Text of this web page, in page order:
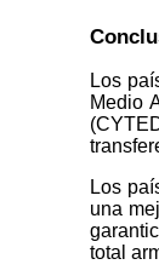
Los
Medio
Los
una
total